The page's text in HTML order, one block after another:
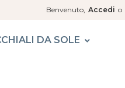
Benvenuto, Accedi o
DA SOLE